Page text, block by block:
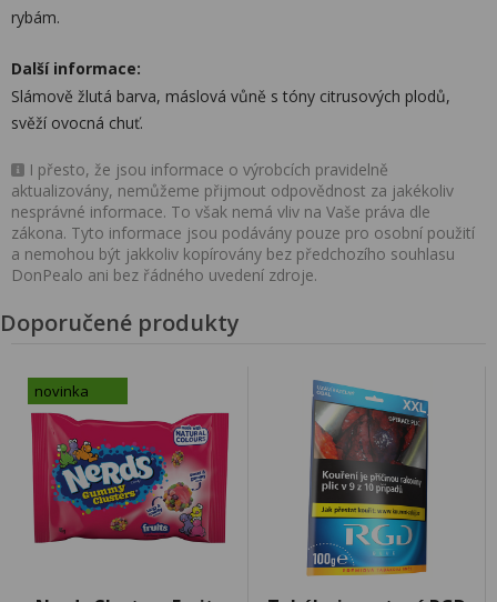
rybám.
Další informace:
Slámově žlutá barva, máslová vůně s tóny citrusových plodů,
svěží ovocná chuť.
I přesto, že jsou informace o výrobcích pravidelně
aktualizovány, nemůžeme přijmout odpovědnost za jakékoliv
nesprávné informace. To však nemá vliv na Vaše práva dle
zákona. Tyto informace jsou podávány pouze pro osobní použití
a nemohou být jakkoliv kopírovány bez předchozího souhlasu
DonPealo ani bez řádného uvedení zdroje.
Doporučené produkty
novinka